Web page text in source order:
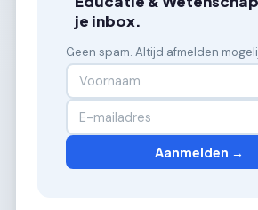
je inbox.
Geen spam. Altijd afmelden
Aanmelden →